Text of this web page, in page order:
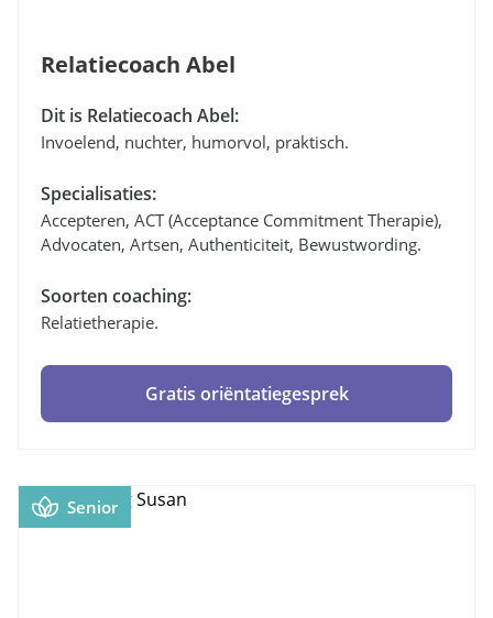
Relatiecoach Abel
Dit is Relatiecoach Abel:
Invoelend, nuchter, humorvol, praktisch.
Specialisaties:
Accepteren, ACT (Acceptance Commitment Therapie),
Advocaten, Artsen, Authenticiteit, Bewustwording.
Soorten coaching:
Relatietherapie.
Gratis oriëntatiegesprek
Senior